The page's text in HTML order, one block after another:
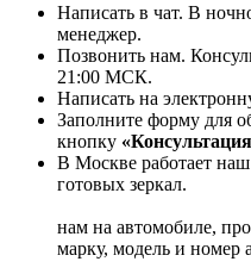
Написать в чат. В
менеджер.
Позвонить нам.
21:00 МСК.
Написать на
Заполните форму для
кнопку
В Москве работает
нам на автомобиле,
марку, модель и номер